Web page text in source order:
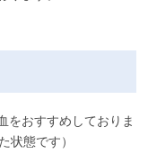
をおすすめしておりま
状態です）